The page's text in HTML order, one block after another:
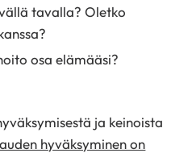
tavalla? Oletko
osa elämääsi?
ja keinoista
hyväksyminen on